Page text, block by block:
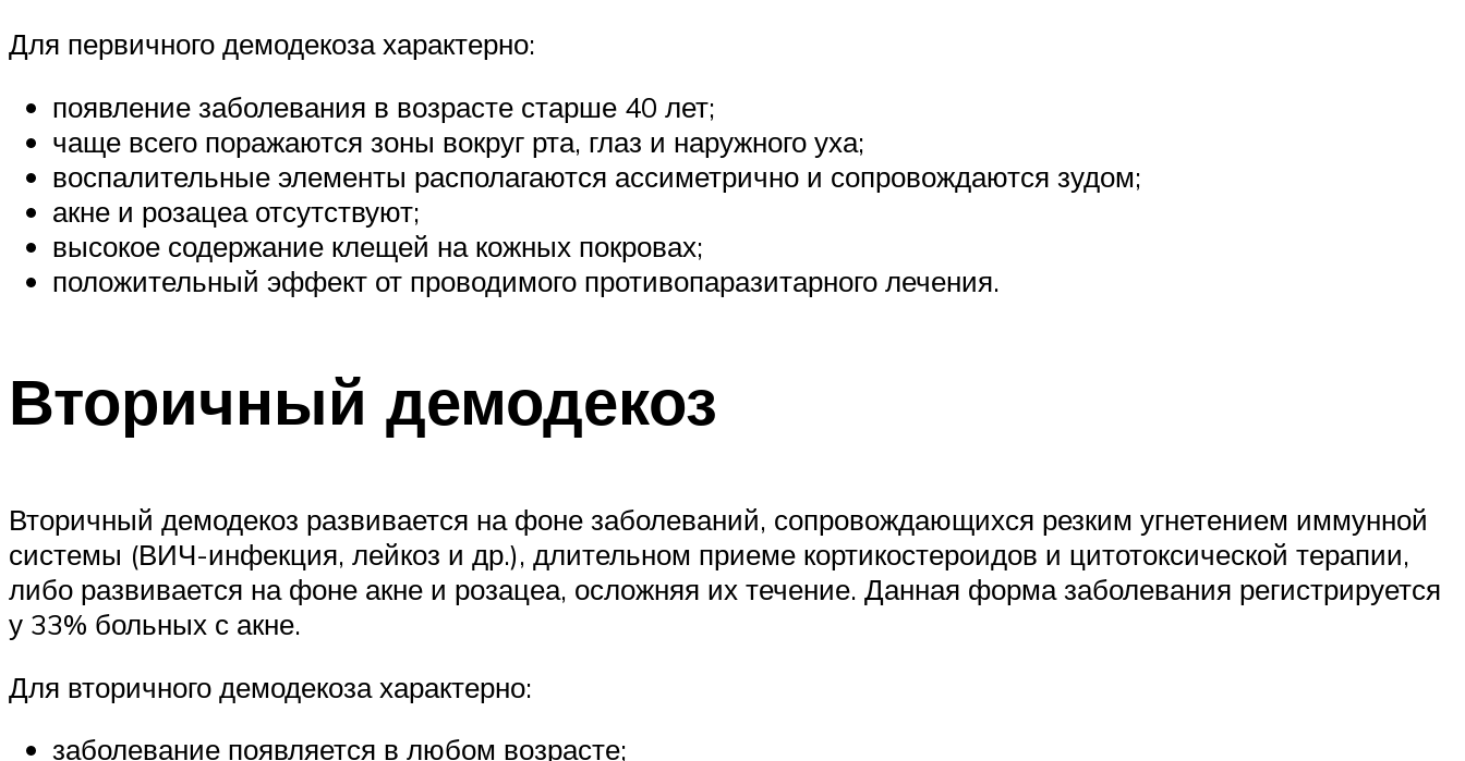
Для первичного демодекоза характерно:
появление заболевания в возрасте старше 40 лет;
чаще всего поражаются зоны вокруг рта, глаз и наружного уха;
воспалительные элементы располагаются ассиметрично и сопровождаются зудом;
акне и розацеа отсутствуют;
высокое содержание клещей на кожных покровах;
положительный эффект от проводимого противопаразитарного лечения.
Вторичный демодекоз
Вторичный демодекоз развивается на фоне заболеваний, сопровождающихся резким угнетением иммунной
системы (ВИЧ-инфекция, лейкоз и др.), длительном приеме кортикостероидов и цитотоксической терапии,
либо развивается на фоне акне и розацеа, осложняя их течение. Данная форма заболевания регистрируется
у 33% больных с акне.
Для вторичного демодекоза характерно:
заболевание появляется в любом возрасте;